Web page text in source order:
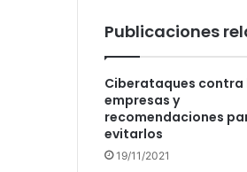
Publicaciones
Ciberataques contra
empresas y
recomendaciones
evitarlos
19/11/2021